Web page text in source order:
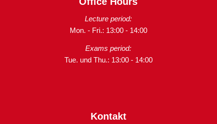
Lecture period:
Mon. - Fri.: 13:00 - 14:00
Exams period:
Tue. und Thu.: 13:00 - 14:00
Kontakt